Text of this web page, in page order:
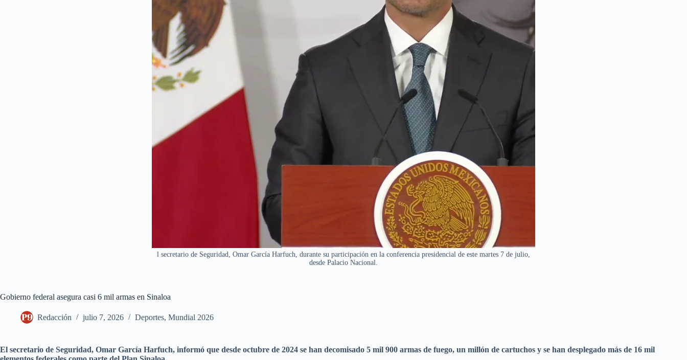
l secretario de Seguridad, Omar García Harfuch, durante su participación en la conferencia presidencial de este martes 7 de julio,
desde Palacio Nacional.
Gobierno federal asegura casi 6 mil armas en Sinaloa
Redacción julio 7, 2026 Deportes, Mundial 2026
El secretario de Seguridad, Omar García Harfuch, informó que desde octubre de 2024 se han decomisado 5 mil 900 armas de fuego, un millón de cartuchos y se han desplegado más de 16 mil